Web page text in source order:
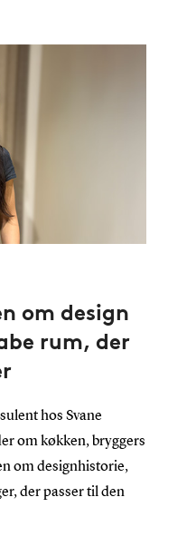
om design
rum, der
hos Svane
om køkken, bryggers
om designhistorie,
der passer til den